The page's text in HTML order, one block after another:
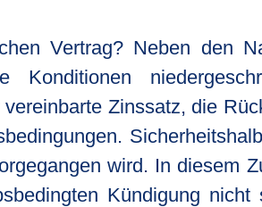
Vertrag? Neben den
Konditionen
Zinssatz, die
wird. In diesem
Kündigung